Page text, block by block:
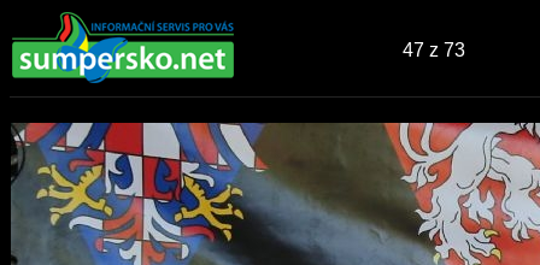
47 z 73